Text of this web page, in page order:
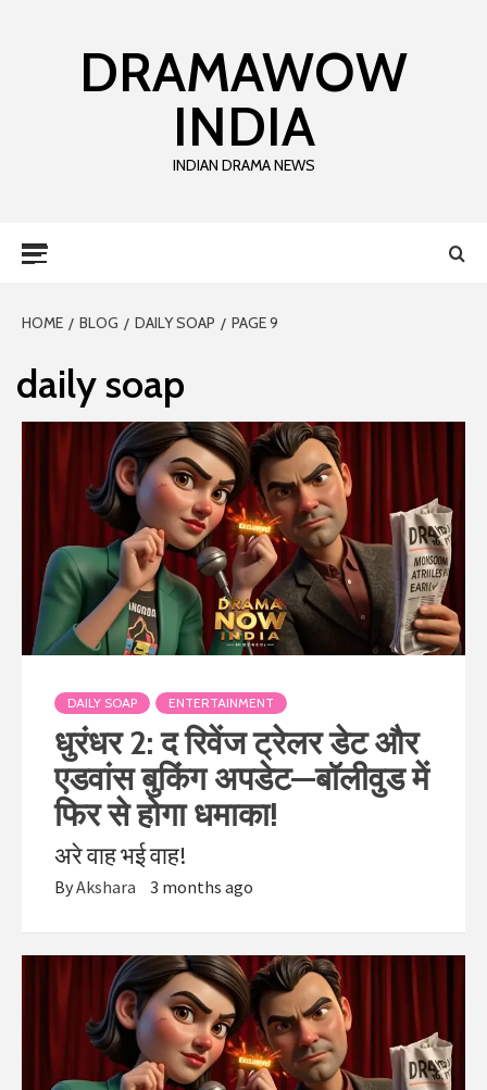
DRAMAWOW
INDIA
INDIAN DRAMA NEWS
HOME BLOG DAILY SOAP PAGE 9
daily soap
DAILY SOAP ENTERTAINMENT
धुरंधर 2: द रिवेंज ट्रेलर डेट और
एडवांस बुकिंग अपडेट—बॉलीवुड में
फिर से होगा धमाका!
अरे वाह भई वाह!
ByAkshara 3 months ago